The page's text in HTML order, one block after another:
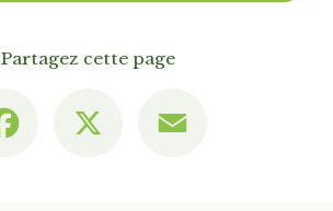
Partagez cette page